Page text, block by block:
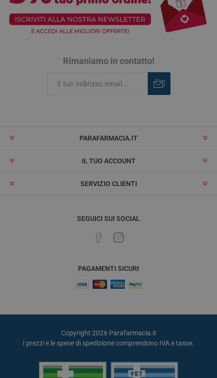
Rimaniamo in contatto!
PARAFARMACIA.IT
IL TUO ACCOUNT
SERVIZIO CLIENTI
SEGUICI SUI SOCIAL
PAGAMENTI SICURI
Copyright 2026 Parafarmacia.it
I prezzi e le spese di spedizione comprendono IVA e tasse.